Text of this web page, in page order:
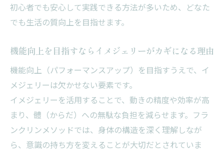
初心者でも安心して実践できる方法が多いため、どなた
でも生活の質向上を目指せます。
機能向上を目指すならイメジェリーがカギになる理由
機能向上（パフォーマンスアップ）を目指すうえで、イ
メジェリーは欠かせない要素です。
イメジェリーを活用することで、動きの精度や効率が高
まり、體（からだ）への無駄な負担を減らせます。フラ
ンクリンメソッドでは、身体の構造を深く理解しなが
ら、意識の持ち方を変えることが大切だとされていま